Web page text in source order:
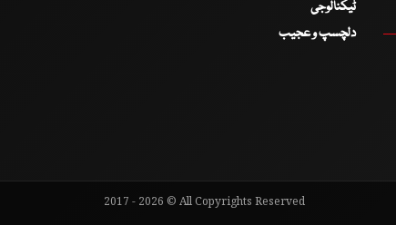
ٹیکنالوجی
دلچسپ و عجیب
2017 - 2026 © All Copyrights Reserved